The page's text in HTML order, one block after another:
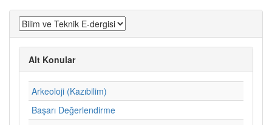
Alt Konular
Arkeoloji (Kazıbilim)
Başarı Değerlendirme